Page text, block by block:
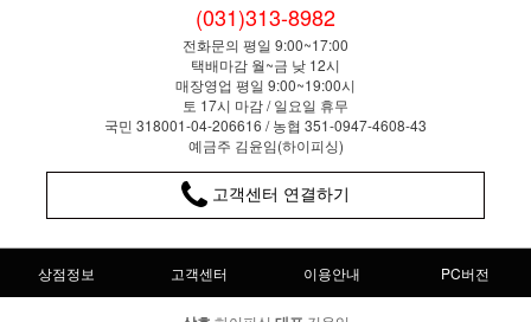
(031)313-8982
전화문의 평일 9:00~17:00
택배마감 월~금 낮 12시
매장영업 평일 9:00~19:00시
토 17시 마감 / 일요일 휴무
국민 318001-04-206616 / 농협 351-0947-4608-43
예금주 김윤임(하이피싱)
고객센터 연결하기
상점정보 고객센터 이용안내 PC버전